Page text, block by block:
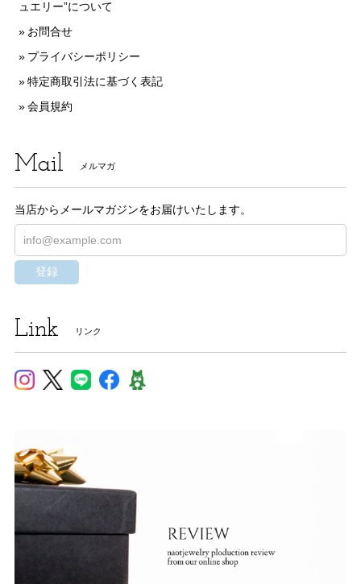
ュエリー”について
お問合せ
プライバシーポリシー
特定商取引法に基づく表記
会員規約
Mail メルマガ
当店からメールマガジンをお届けいたします。
登録
Link リンク